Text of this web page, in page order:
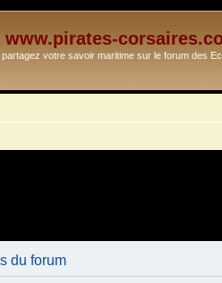
www.pirates-
partagez votre savoir maritime sur le forum des
du forum